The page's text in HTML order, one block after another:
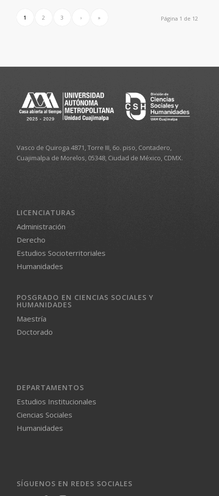
Página 1 de 12
1 2 3 › »
Vasco de Quiroga 4871, Torre III, 6o. piso, Contadero,
Cuajimalpa de Morelos, 05348, Ciudad de México, CDMX.
LICENCIATURAS
Administración
Derecho
Estudios Socioterritoriales
Humanidades
POSGRADO EN CIENCIAS SOCIALES Y
HUMANIDADES
Maestría
Doctorado
DEPARTAMENTOS
Estudios Institucionales
Ciencias Sociales
Humanidades
SÍGUENOS EN REDES SOCIALES